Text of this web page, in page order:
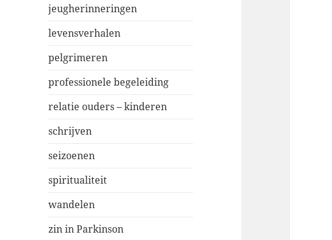
jeugherinneringen
levensverhalen
pelgrimeren
professionele begeleiding
relatie ouders – kinderen
schrijven
seizoenen
spiritualiteit
wandelen
zin in Parkinson